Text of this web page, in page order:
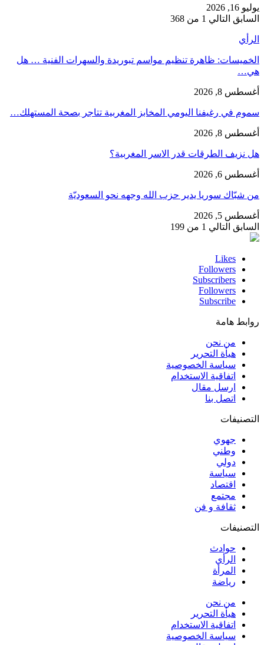
يوليو 16, 2026
السابق التالي 1 من 368
الرأي
الخميسات: ظاهرة تنظيم مواسم تبوريدة والسهرات الفنية … هل
هي…
أغسطس 8, 2026
سموم في رغيفنا اليومي المخابز المغربية تتاجر بصحة المستهلك…
أغسطس 8, 2026
هل نزيف الطرقات قدر الاسر المغربية؟
أغسطس 6, 2026
من شبّاك سوريا يدير حزب الله وجهه نحو السعوديّة
أغسطس 5, 2026
السابق التالي 1 من 199
Likes
Followers
Subscribers
Followers
Subscribe
روابط هامة
من نحن
هيأة التحرير
سياسة الخصوصية
اتفاقية الاستخدام
ارسل مقال
اتصل بنا
التصنيفات
جهوي
وطني
دولي
سياسة
اقتصاد
مجتمع
ثقافة و فن
التصنيفات
حوادث
الرأي
المرأة
رياضة
من نحن
هيأة التحرير
اتفاقية الاستخدام
سياسة الخصوصية